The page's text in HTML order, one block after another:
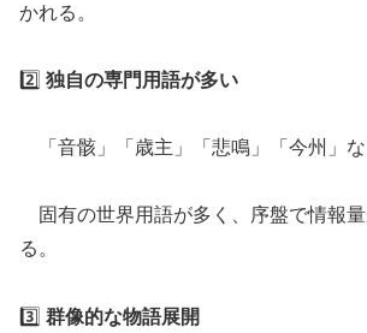
かれる。
2️⃣ 独自の専門用語が多い
「音骸」「歳主」「悲鳴」「今州」な
固有の世界用語が多く、序盤で情報
る。
3️⃣ 群像的な物語展開